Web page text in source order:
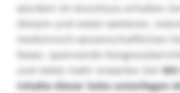
würden! Im Anschluss erhalten
diesem und vielen weiteren,
medizinisch-wissenschaftlichen
News, spannende
und vieles mehr erwarten Sie!
Inhalte dieser Seite unterliegen